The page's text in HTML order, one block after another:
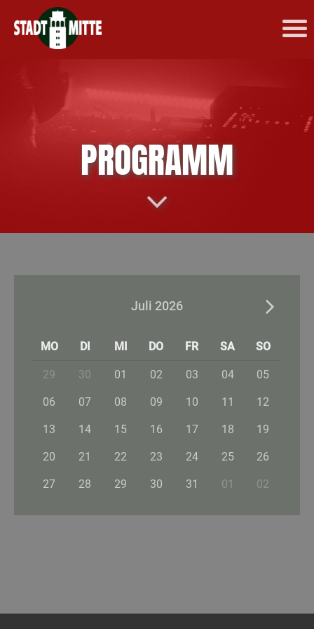
PROGRAMM
Juli 2026
MO DI MI DO FR SA SO
29 30 01 02 03 04 05
06 07 08 09 10 11 12
13 14 15 16 17 18 19
20 21 22 23 24 25 26
27 28 29 30 31 01 02